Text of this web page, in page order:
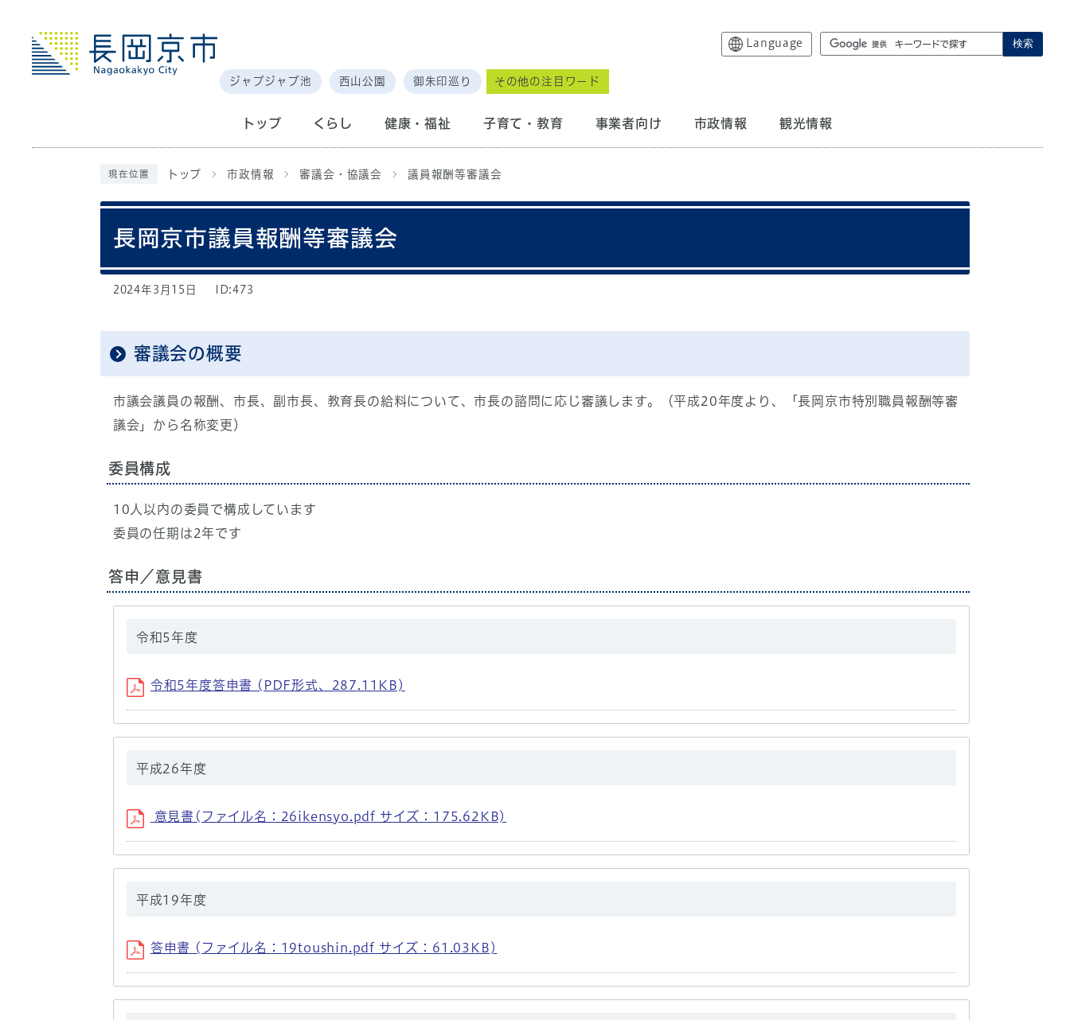
Language 検索
ジャブジャブ池 西山公園 御朱印巡り その他の注目ワード
トップ くらし 健康・福祉 子育て・教育 事業者向け 市政情報 観光情報
現在位置 トップ 市政情報 審議会・協議会 議員報酬等審議会
長岡京市議員報酬等審議会
2024年3月15日 ID:473
審議会の概要
市議会議員の報酬、市長、副市長、教育長の給料について、市長の諮問に応じ審議します。（平成20年度より、「長岡京市特別職員報酬等審
議会」から名称変更）
委員構成
10人以内の委員で構成しています
委員の任期は2年です
答申／意見書
令和5年度
令和5年度答申書 (PDF形式、287.11KB)
平成26年度
意見書(ファイル名：26ikensyo.pdf サイズ：175.62KB)
平成19年度
答申書 (ファイル名：19toushin.pdf サイズ：61.03KB)